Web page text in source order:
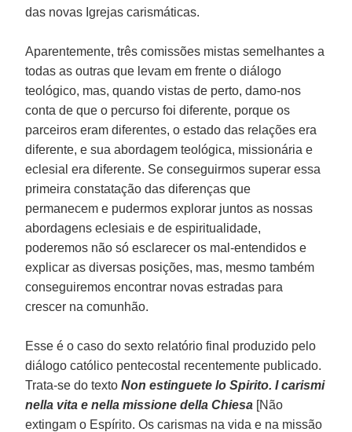
das novas Igrejas carismáticas.
Aparentemente, três comissões mistas semelhantes a
todas as outras que levam em frente o diálogo
teológico, mas, quando vistas de perto, damo-nos
conta de que o percurso foi diferente, porque os
parceiros eram diferentes, o estado das relações era
diferente, e sua abordagem teológica, missionária e
eclesial era diferente. Se conseguirmos superar essa
primeira constatação das diferenças que
permanecem e pudermos explorar juntos as nossas
abordagens eclesiais e de espiritualidade,
poderemos não só esclarecer os mal-entendidos e
explicar as diversas posições, mas, mesmo também
conseguiremos encontrar novas estradas para
crescer na comunhão.
Esse é o caso do sexto relatório final produzido pelo
diálogo católico pentecostal recentemente publicado.
Trata-se do textoNon estinguete lo Spirito. I carismi
nella vita e nella missione della Chiesa [Não
extingam o Espírito. Os carismas na vida e na missão